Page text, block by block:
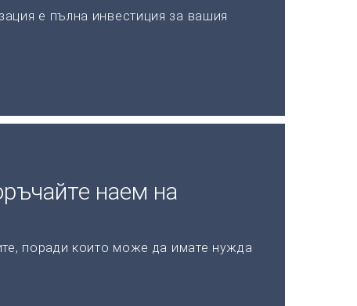
е пълна инвестиция за вашия
наем на
поради които може да имате нужда